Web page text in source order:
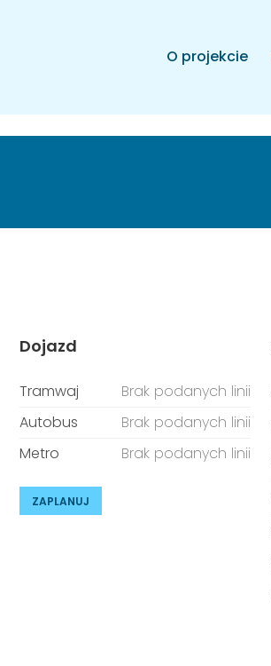
O projekcie
Dojazd
Tramwaj
Brak podanych linii
Autobus
Brak podanych linii
Metro
Brak podanych linii
ZAPLANUJ